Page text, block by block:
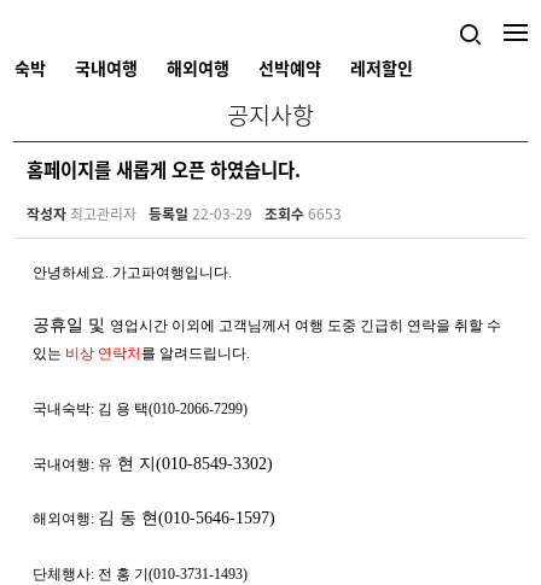
숙박 국내여행 해외여행 선박예약 레저할인
공지사항
홈페이지를 새롭게 오픈 하였습니다.
작성자최고관리자 등록일 22-03-29 조회수6653
안녕하세요. 가고파여행입니다.
공휴일 및 영업시간 이외에 고객님께서 여행 도중 긴급히 연락을 취할 수
있는 비상 연락처 를 알려드립니다.
국내숙박: 김 용 택(010-2066-7299)
국내여행: 유 현 지(010-8549-3302)
해외여행: 김 동 현(010-5646-1597)
단체행사: 전 홍 기(010-3731-1493)